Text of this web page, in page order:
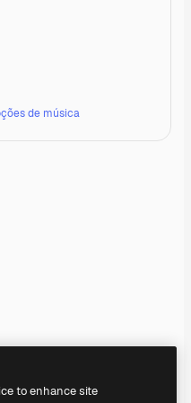
de música
Premium
Premium
to enhance site